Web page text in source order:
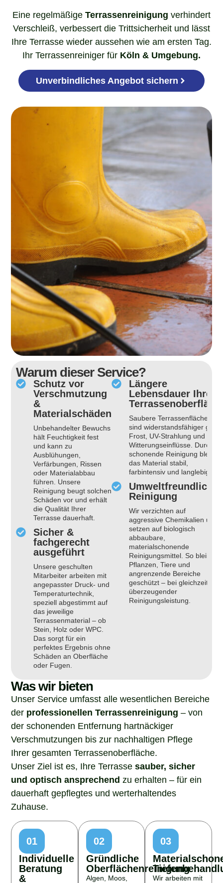
Eine regelmäßige Terrassenreinigung verhindert
Verschleiß, verbessert die Trittsicherheit und lässt
Ihre Terrasse wieder aussehen wie am ersten Tag.
Ihr Terrassenreiniger für Köln & Umgebung.
Unverbindliches Angebot sichern
Warum dieser Service?
Schutz vor
Verschmutzung
&
Materialschäden
Unbehandelter Bewuchs
hält Feuchtigkeit fest
und kann zu
Ausblühungen,
Verfärbungen, Rissen
oder Materialabbau
führen. Unsere
Reinigung beugt solchen
Schäden vor und erhält
die Qualität Ihrer
Terrasse dauerhaft.
Sicher &
fachgerecht
ausgeführt
Unsere geschulten
Mitarbeiter arbeiten mit
angepasster Druck- und
Temperaturtechnik,
speziell abgestimmt auf
das jeweilige
Terrassenmaterial – ob
Stein, Holz oder WPC.
Das sorgt für ein
perfektes Ergebnis ohne
Schäden an Oberfläche
oder Fugen.
Längere
Lebensdauer Ihrer
Saubere Terrassenflächen
sind widerstandsfähiger
Frost, UV-Strahlung und
Witterungseinflüsse. Durch
schonende Reinigung bleibt
das Material stabil,
farbintensiv und langlebig.
Umweltfreundliche
Reinigung
Wir verzichten auf
aggressive Chemikalien und
setzen auf biologisch
abbaubare,
materialschonende
Reinigungsmittel. So bleiben
Pflanzen, Tiere und
angrenzende Bereiche
geschützt – bei gleichzeitig
überzeugender
Reinigungsleistung.
Was wir bieten
Unser Service umfasst alle wesentlichen Bereiche
der professionellen Terrassenreinigung – von
der schonenden Entfernung hartnäckiger
Verschmutzungen bis zur nachhaltigen Pflege
Ihrer gesamten Terrassenoberfläche.
Unser Ziel ist es, Ihre Terrassesauber, sicher
und optisch ansprechend zu erhalten – für ein
dauerhaft gepflegtes und werterhaltendes
Zuhause.
01
Individuelle
Beratung
&
02
Gründliche
Oberflächenreinigung
Algen, Moos,
03
Wir arbeiten mit